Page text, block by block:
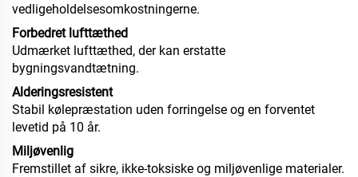
vedligeholdelsesomkostningerne.
Forbedret lufttæthed
Udmærket lufttæthed, der kan erstatte
bygningsvandtætning.
Alderingsresistent
Stabil kølepræstation uden forringelse og en forventet
levetid på 10 år.
Miljøvenlig
Fremstillet af sikre, ikke-toksiske og miljøvenlige materialer.